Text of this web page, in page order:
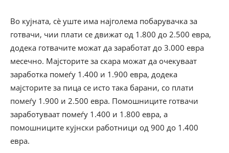
Во кујната, сè уште има најголема побарувачка за
готвачи, чии плати се движат од 1.800 до 2.500 евра,
додека готвачите можат да заработат до 3.000 евра
месечно. Мајсторите за скара можат да очекуваат
заработка помеѓу 1.400 и 1.900 евра, додека
мајсторите за пица се исто така барани, со плати
помеѓу 1.900 и 2.500 евра. Помошниците готвачи
заработуваат помеѓу 1.400 и 1.800 евра, а
помошниците кујнски работници од 900 до 1.400
евра.